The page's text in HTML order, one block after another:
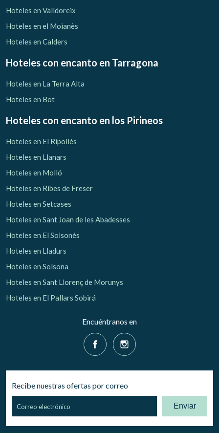
Hoteles en Valldoreix
Hoteles en el Moianès
Hoteles en Calders
Hoteles con encanto en Tarragona
Hoteles en La Terra Alta
Hoteles en Bot
Hoteles con encanto en los Pirineos
Hoteles en El Ripollés
Hoteles en Llanars
Hoteles en Molló
Hoteles en Ribes de Freser
Hoteles en Setcases
Hoteles en Sant Joan de les Abadesses
Hoteles en El Solsonés
Hoteles en Lladurs
Hoteles en Solsona
Hoteles en Sant Llorenç de Morunys
Hoteles en El Pallars Sobirá
Encuéntranos en
Recibe nuestras ofertas por correo
Enviar